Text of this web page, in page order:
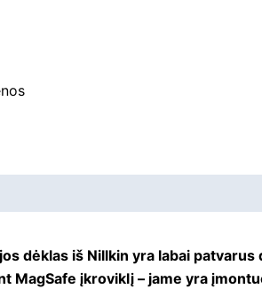
dėklas iš Nillkin yra labai
MagSafe įkroviklį – jame yra